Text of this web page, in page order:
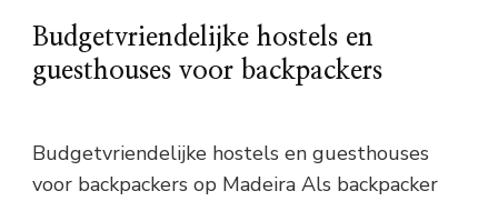
Budgetvriendelijke hostels en
guesthouses voor backpackers
Budgetvriendelijke hostels en guesthouses
voor backpackers op Madeira Als backpacker